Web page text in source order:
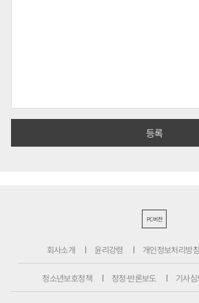
PC버전
회사소개 윤리강령 개인정보처리방침
청소년보호정책 정정·반론보도 기사